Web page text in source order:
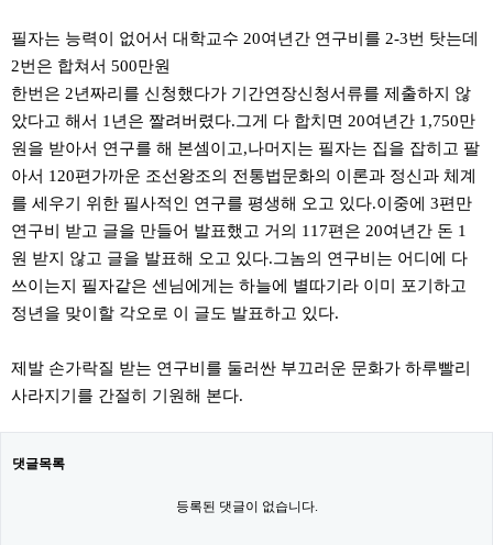
필자는 능력이 없어서 대학교수 20여년간 연구비를 2-3번 탓는데
2번은 합쳐서 500만원
한번은 2년짜리를 신청했다가 기간연장신청서류를 제출하지 않
았다고 해서 1년은 짤려버렸다.그게 다 합치면 20여년간 1,750만
원을 받아서 연구를 해 본셈이고,나머지는 필자는 집을 잡히고 팔
아서 120편가까운 조선왕조의 전통법문화의 이론과 정신과 체계
를 세우기 위한 필사적인 연구를 평생해 오고 있다.이중에 3편만
연구비 받고 글을 만들어 발표했고 거의 117편은 20여년간 돈 1
원 받지 않고 글을 발표해 오고 있다.그놈의 연구비는 어디에 다
쓰이는지 필자같은 센님에게는 하늘에 별따기라 이미 포기하고
정년을 맞이할 각오로 이 글도 발표하고 있다.
제발 손가락질 받는 연구비를 둘러싼 부끄러운 문화가 하루빨리
사라지기를 간절히 기원해 본다.
댓글목록
등록된 댓글이 없습니다.